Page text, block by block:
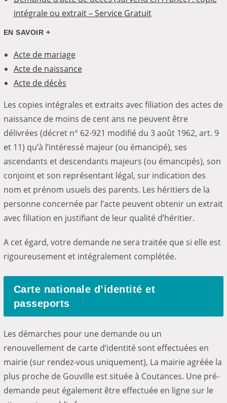
intégrale ou extrait – Service Gratuit
EN SAVOIR +
Acte de mariage
Acte de naissance
Acte de décès
Les copies intégrales et extraits avec filiation des actes de
naissance de moins de cent ans ne peuvent être
délivrées (décret n° 62-921 modifié du 3 août 1962, art. 9
et 11) qu’à l’intéressé majeur (ou émancipé), ses
ascendants et descendants majeurs (ou émancipés), son
conjoint et son représentant légal, sur indication des
nom et prénom usuels des parents. Les héritiers de la
personne concernée par l’acte peuvent obtenir un extrait
avec filiation en justifiant de leur qualité d’héritier.
A cet égard, votre demande ne sera traitée que si elle est
rigoureusement et intégralement complétée.
Carte nationale d’identité et
passeports
Les démarches pour une demande ou un
renouvellement de carte d’identité sont effectuées en
mairie (sur rendez-vous uniquement), La mairie agréée la
plus proche de Gouville est située à Coutances. Une pré-
demande peut également être effectuée en ligne sur le